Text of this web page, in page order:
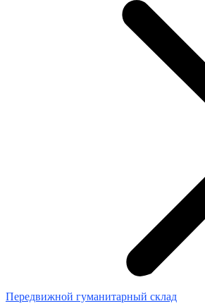
Передвижной гуманитарный склад